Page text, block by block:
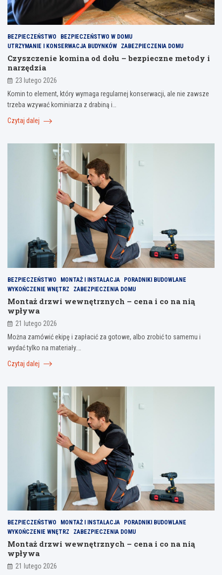
BEZPIECZEŃSTWO
BEZPIECZEŃSTWO W DOMU
UTRZYMANIE I KONSERWACJA BUDYNKÓW
ZABEZPIECZENIA DOMU
Czyszczenie komina od dołu – bezpieczne metody i
narzędzia
23 lutego 2026
Komin to element, który wymaga regularnej konserwacji, ale nie zawsze
trzeba wzywać kominiarza z drabiną i…
Czytaj dalej
BEZPIECZEŃSTWO MONTAŻ I INSTALACJA
PORADNIKI BUDOWLANE
WYKOŃCZENIE WNĘTRZ
ZABEZPIECZENIA DOMU
Montaż drzwi wewnętrznych – cena i co na nią
wpływa
21 lutego 2026
Można zamówić ekipę i zapłacić za gotowe, albo zrobić to samemu i
wydać tylko na materiały.…
Czytaj dalej
BEZPIECZEŃSTWO MONTAŻ I INSTALACJA
PORADNIKI BUDOWLANE
WYKOŃCZENIE WNĘTRZ
ZABEZPIECZENIA DOMU
Montaż drzwi wewnętrznych – cena i co na nią
wpływa
21 lutego 2026